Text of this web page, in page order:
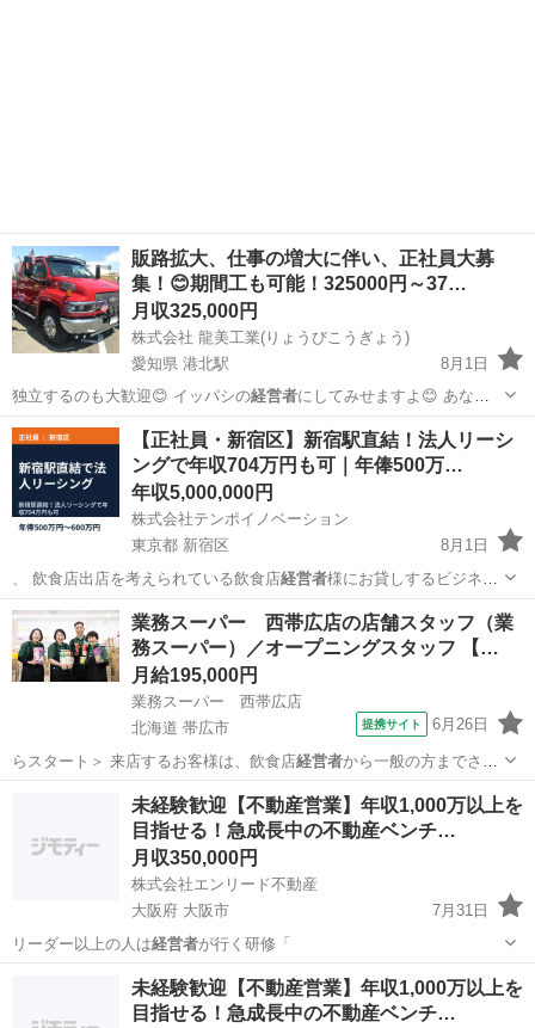
販路拡大、仕事の増大に伴い、正社員大募
集！😊期間工も可能！325000円～37…
月収325,000円
株式会社 龍美工業(りょうびこうぎょう)
愛知県 港北駅
8月1日
独立するのも大歓迎😊 イッパシの経営者にしてみせますよ😊 あな
た、、、待っ…
愛知 名古屋市 港北駅 施工管理
【正社員・新宿区】新宿駅直結！法人リーシ
ングで年収704万円も可｜年俸500万…
年収5,000,000円
株式会社テンポイノベーション
東京都 新宿区
8月1日
、 飲食店出店を考えられている飲食店経営者様にお貸しするビジネス
を展開しています…
東京 新宿区 営業 飲食店
業務スーパー 西帯広店の店舗スタッフ（業
務スーパー）／オープニングスタッフ 【…
月給195,000円
業務スーパー 西帯広店
北海道 帯広市
提携サイト 6月26日
らスタート＞ 来店するお客様は、飲食店経営者から一般の方までさま
ざま。 「テレビで… その他
未経験歓迎【不動産営業】年収1,000万以上を
目指せる！急成長中の不動産ベンチ…
月収350,000円
株式会社エンリード不動産
大阪府 大阪市
7月31日
リーダー以上の人は経営者が行く研修「
販売 未経験
未経験歓迎【不動産営業】年収1,000万以上を
目指せる！急成長中の不動産ベンチ…